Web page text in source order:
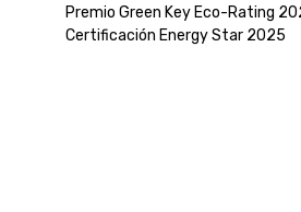
Premio Green Key Eco-Rating